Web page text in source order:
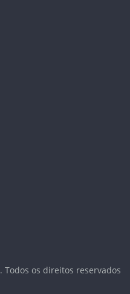
. Todos os direitos reservados